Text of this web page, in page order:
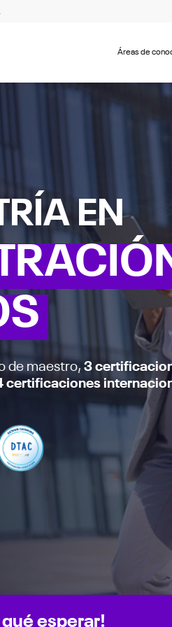
Áreas de
EN
de maestro,3
certificaciones
esperar!